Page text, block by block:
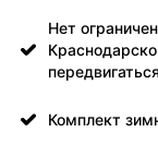
Нет
Комплект